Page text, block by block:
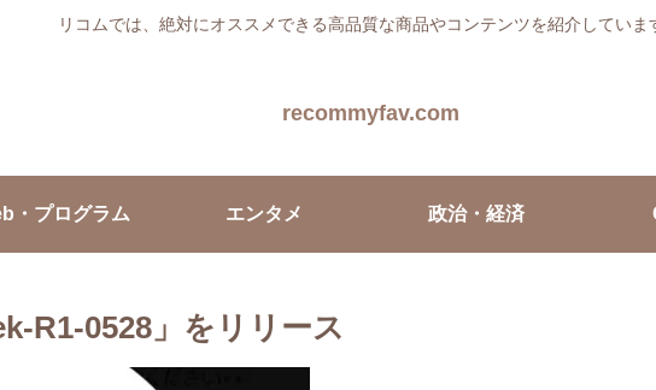
リコムでは、絶対にオススメできる高品質な商品やコンテンツを紹介していま
recommyfav.com
・プログラム エンタメ 政治・経済
R1-0528」をリリース